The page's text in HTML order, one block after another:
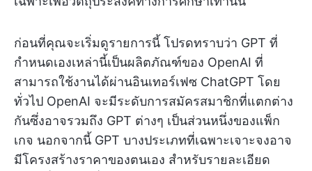
ก่อนที่คุณจะเริ่มดูรายการนี้ โปรดทราบว่า GPT ที่
กำหนดเองเหล่านี้เป็นผลิตภัณฑ์ของ OpenAI ที่
สามารถใช้งานได้ผ่านอินเทอร์เฟซ ChatGPT โดย
ทั่วไป OpenAI จะมีระดับการสมัครสมาชิกที่แตกต่าง
กันซึ่งอาจรวมถึง GPT ต่างๆ เป็นส่วนหนึ่งของแพ็ก
เกจ นอกจากนี้ GPT บางประเภทที่เฉพาะเจาะจงอาจ
มีโครงสร้างราคาของตนเอง สำหรับรายละเอียด